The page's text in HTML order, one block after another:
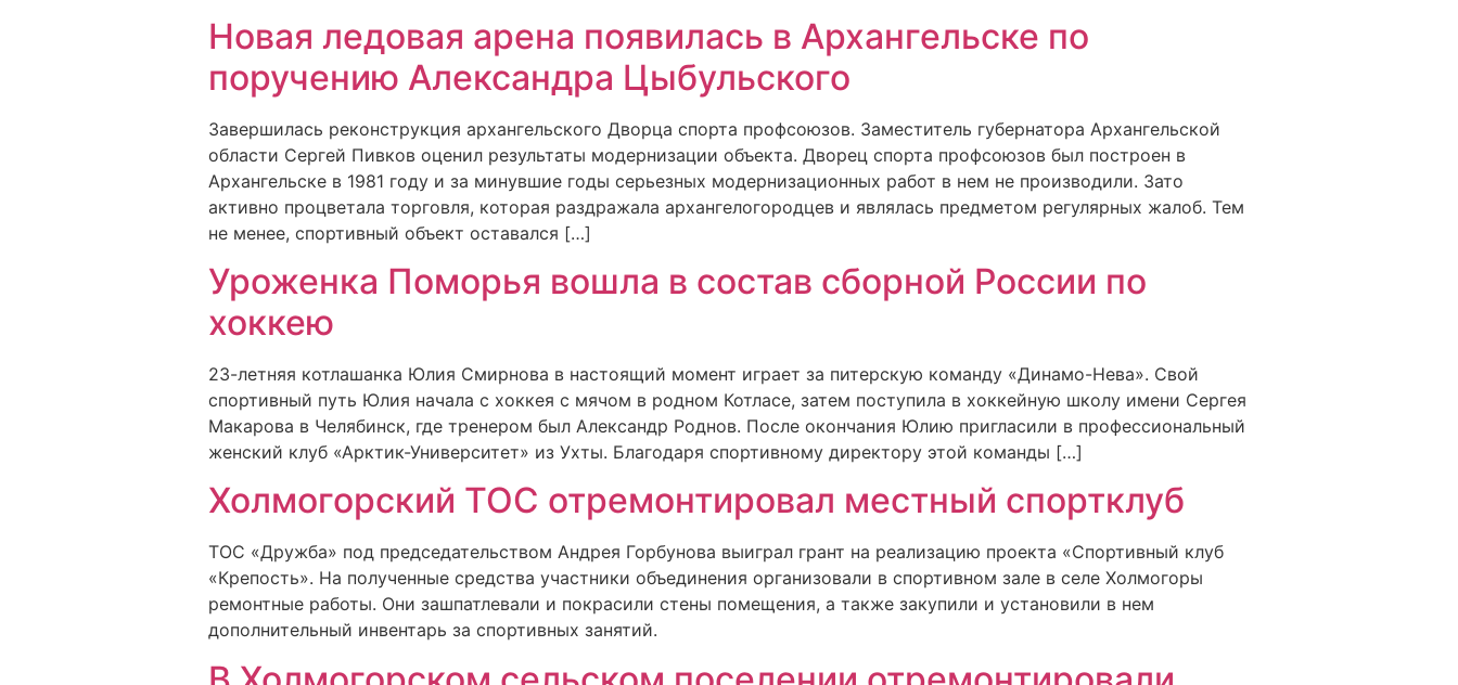
Новая ледовая арена появилась в Архангельске по
поручению Александра Цыбульского
Завершилась реконструкция архангельского Дворца спорта профсоюзов. Заместитель губернатора Архангельской
области Сергей Пивков оценил результаты модернизации объекта. Дворец спорта профсоюзов был построен в
Архангельске в 1981 году и за минувшие годы серьезных модернизационных работ в нем не производили. Зато
активно процветала торговля, которая раздражала архангелогородцев и являлась предметом регулярных жалоб. Тем
не менее, спортивный объект оставался […]
Уроженка Поморья вошла в состав сборной России по
хоккею
23-летняя котлашанка Юлия Смирнова в настоящий момент играет за питерскую команду «Динамо-Нева». Свой
спортивный путь Юлия начала с хоккея с мячом в родном Котласе, затем поступила в хоккейную школу имени Сергея
Макарова в Челябинск, где тренером был Александр Роднов. После окончания Юлию пригласили в профессиональный
женский клуб «Арктик-Университет» из Ухты. Благодаря спортивному директору этой команды […]
Холмогорский ТОС отремонтировал местный спортклуб
ТОС «Дружба» под председательством Андрея Горбунова выиграл грант на реализацию проекта «Спортивный клуб
«Крепость». На полученные средства участники объединения организовали в спортивном зале в селе Холмогоры
ремонтные работы. Они зашпатлевали и покрасили стены помещения, а также закупили и установили в нем
дополнительный инвентарь за спортивных занятий.